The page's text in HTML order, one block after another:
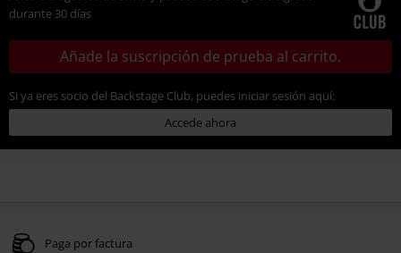
durante 30 días
Añade la suscripción de prueba al carrito.
Si ya eres socio del Backstage Club, puedes iniciar sesión aquí:
Accede ahora
Paga por factura